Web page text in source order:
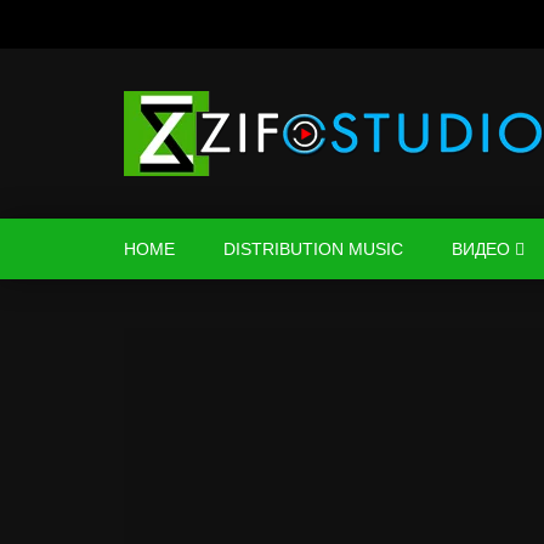
HOME DISTRIBUTION MUSIC ВИДЕО